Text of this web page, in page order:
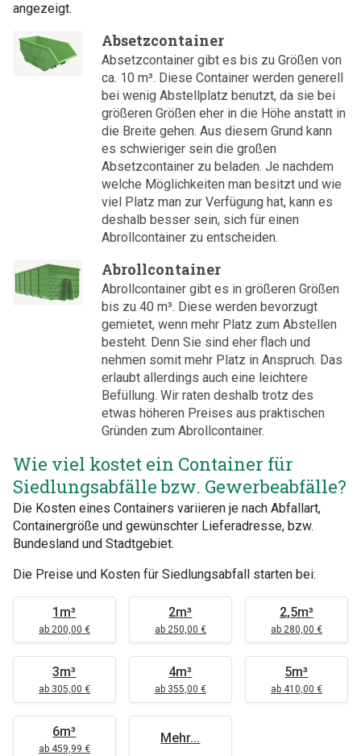
angezeigt.
Absetzcontainer
Absetzcontainer gibt es bis zu Größen von
ca. 10 m³. Diese Container werden generell
bei wenig Abstellplatz benutzt, da sie bei
größeren Größen eher in die Höhe anstatt in
die Breite gehen. Aus diesem Grund kann
es schwieriger sein die großen
Absetzcontainer zu beladen. Je nachdem
welche Möglichkeiten man besitzt und wie
viel Platz man zur Verfügung hat, kann es
deshalb besser sein, sich für einen
Abrollcontainer zu entscheiden.
Abrollcontainer
Abrollcontainer gibt es in größeren Größen
bis zu 40 m³. Diese werden bevorzugt
gemietet, wenn mehr Platz zum Abstellen
besteht. Denn Sie sind eher flach und
nehmen somit mehr Platz in Anspruch. Das
erlaubt allerdings auch eine leichtere
Befüllung. Wir raten deshalb trotz des
etwas höheren Preises aus praktischen
Gründen zum Abrollcontainer.
Wie viel kostet ein Container für
Siedlungsabfälle bzw. Gewerbeabfälle?
Die Kosten eines Containers variieren je nach Abfallart,
Containergröße und gewünschter Lieferadresse, bzw.
Bundesland und Stadtgebiet.
Die Preise und Kosten für Siedlungsabfall starten bei:
1m³
ab 200,00 €
2m³
ab 250,00 €
2,5m³
ab 280,00 €
3m³
ab 305,00 €
4m³
ab 355,00 €
5m³
ab 410,00 €
6m³
ab 459,99 €
Mehr...